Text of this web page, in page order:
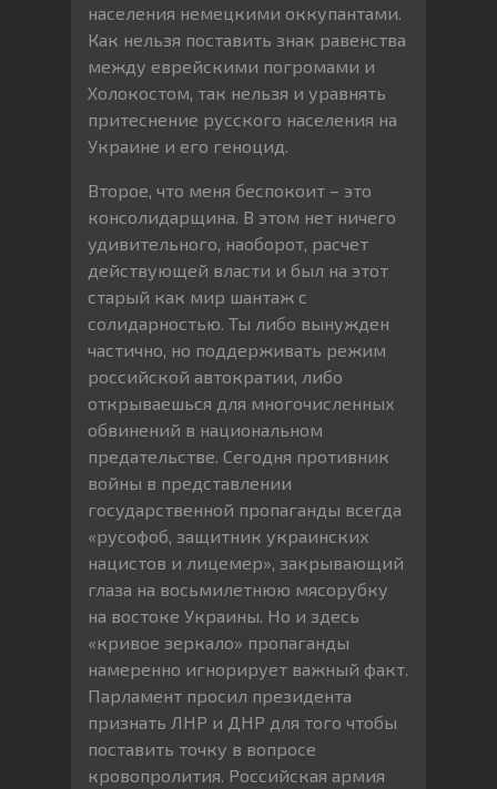
населения немецкими оккупантами.
Как нельзя поставить знак равенства
между еврейскими погромами и
Холокостом, так нельзя и уравнять
притеснение русского населения на
Украине и его геноцид.
Второе, что меня беспокоит – это
консолидарщина. В этом нет ничего
удивительного, наоборот, расчет
действующей власти и был на этот
старый как мир шантаж с
солидарностью. Ты либо вынужден
частично, но поддерживать режим
российской автократии, либо
открываешься для многочисленных
обвинений в национальном
предательстве. Сегодня противник
войны в представлении
государственной пропаганды всегда
«русофоб, защитник украинских
нацистов и лицемер», закрывающий
глаза на восьмилетнюю мясорубку
на востоке Украины. Но и здесь
«кривое зеркало» пропаганды
намеренно игнорирует важный факт.
Парламент просил президента
признать ЛНР и ДНР для того чтобы
поставить точку в вопросе
кровопролития. Российская армия